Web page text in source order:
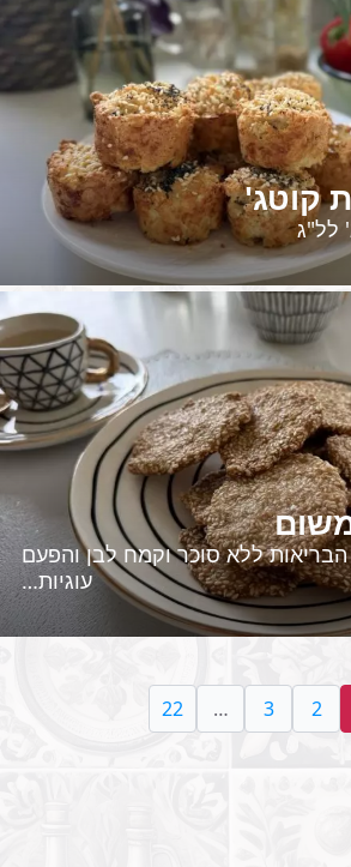
קוטג'
לל"ג
הבריאות ללא סוכר וקמח לבן והפעם
עוגיות…
2
3
…
22